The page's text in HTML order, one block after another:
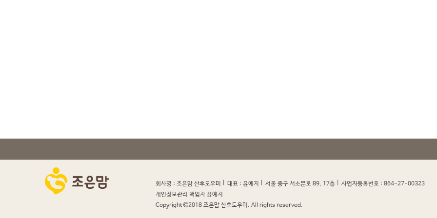
회사명 : 조은맘 산후도우미 대표 : 윤예지 서울 중구 서소문로 89, 17층 사업자등록번호 : 864-27-00323
개인정보관리 책임자 윤예지
Copyright
2018 조은맘 산후도우미. All rights reserved.